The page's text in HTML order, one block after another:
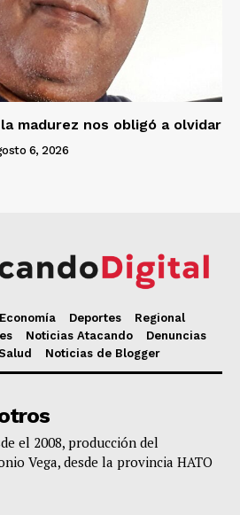
madurez nos obligó a olvidar
6, 2026
Economía Deportes
Regional
Noticias Atacando
Denuncias
Noticias de Blogger
el 2008, producción del
Vega, desde la provincia HATO